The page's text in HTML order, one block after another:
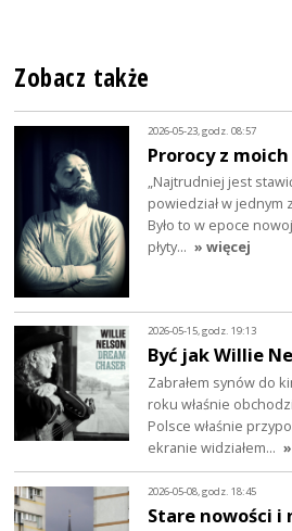
Zobacz także
2026-05-23, godz. 08:57
Prorocy z
„Najtrudniej jest
powiedział w jednym
Było to w epoce
płyty… » więcej
2026-05-15, godz. 19:13
Być jak Willie
Zabrałem synów do
roku właśnie
Polsce właśnie
ekranie widziałem…
2026-05-08, godz. 18:45
Stare nowości i